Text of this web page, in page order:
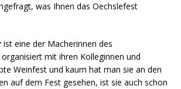
was Ihnen das Oechslefest
ist eine der Macherinnen des
mit ihren Kolleginnen und
Weinfest und kaum hat man sie an den
auf dem Fest gesehen, ist sie auch schon